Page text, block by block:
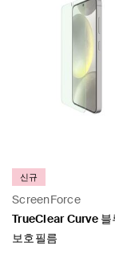
ScreenForce
신규
TrueClear Curve 블
보호필름